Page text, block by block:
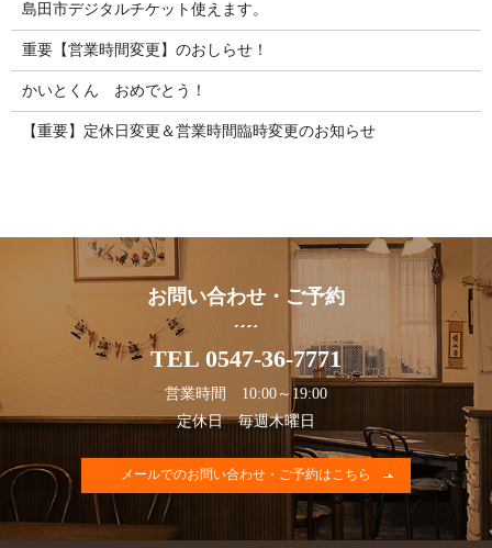
島田市デジタルチケット使えます。
重要【営業時間変更】のおしらせ！
かいとくん おめでとう！
【重要】定休日変更＆営業時間臨時変更のお知らせ
お問い合わせ・ご予約
TEL 0547-36-7771
営業時間 10:00～19:00
定休日 毎週木曜日
メールでのお問い合わせ・ご予約はこちら